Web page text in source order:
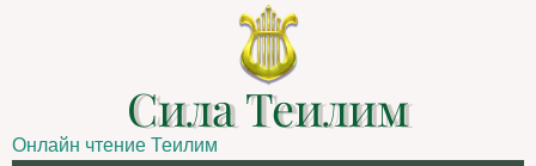
Сила Теилим
Онлайн чтение Теилим